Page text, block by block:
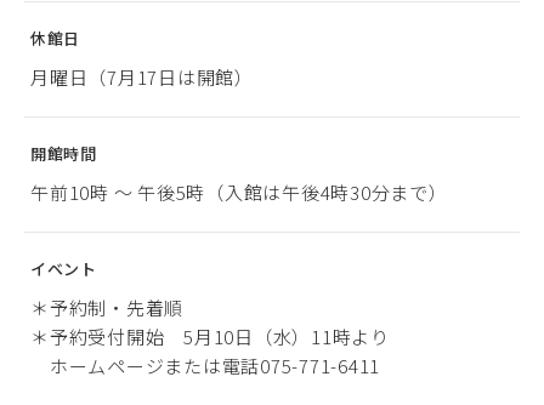
休館日
月曜日（7月17日は開館）
開館時間
午前10時 ～ 午後5時（入館は午後4時30分まで）
イベント
＊予約制・先着順
＊予約受付開始 5月10日（水）11時より
ホームページまたは電話075-771-6411